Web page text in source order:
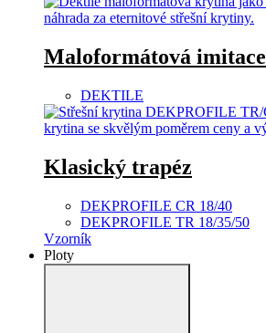
Maloformátová
DEKTILE
Klasický trapéz
DEKPROFILE CR 18/40
DEKPROFILE TR 18/35/50
Vzorník
Ploty